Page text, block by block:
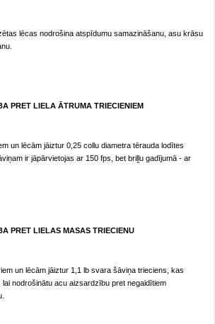
lēcas nodrošina atspīdumu samazināšanu, asu krāsu
PRET LIELA ĀTRUMA TRIECIENIEM
un lēcām jāiztur 0,25 collu diametra tērauda lodītes
ir jāpārvietojas ar 150 fps, bet briļļu gadījumā - ar
PRET LIELAS MASAS TRIECIENU
un lēcām jāiztur 1,1 lb svara šāviņa trieciens, kas
nodrošinātu acu aizsardzību pret negaidītiem